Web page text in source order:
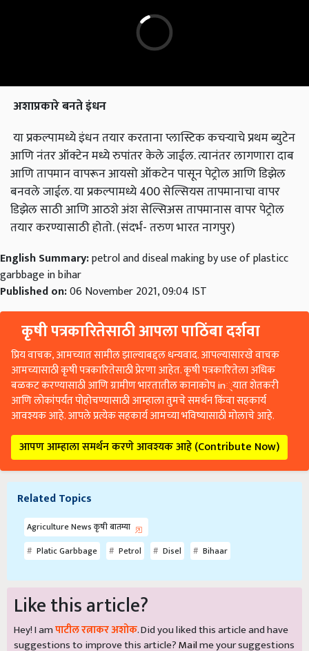
अशाप्रकारे बनते इंधन
या प्रकल्पामध्ये इंधन तयार करताना प्लास्टिक कचऱ्याचे प्रथम ब्युटेन
आणि नंतर ऑक्टेन मध्ये रुपांतर केले जाईल. त्यानंतर लागणारा दाब
आणि तापमान वापरून आयसो ऑकटेन पासून पेट्रोल आणि डिझेल
बनवले जाईल. या प्रकल्पामध्ये 400 सेल्सियस तापमानाचा वापर
डिझेल साठी आणि आठशे अंश सेल्सिअस तापमानास वापर पेट्रोल
तयार करण्यासाठी होतो. (संदर्भ- तरुण भारत नागपुर)
English Summary:petrol and diseal making by use of plasticc
garbbage in bihar
Published on:06 November 2021, 09:04 IST
कृषी पत्रकारितेसाठी आपला पाठिंबा दर्शवा
प्रिय वाचक, आमच्यात सामील झाल्याबद्दल धन्यवाद. आपल्यासारखे वाचक
आमच्यासाठी कृषी पत्रकारितेसाठी प्रेरणा आहेत. कृषी पत्रकारितेला अधिक
बळकट करण्यासाठी आणि ग्रामीण भारतातील कानाकोप in्यात शेतकरी
आणि लोकांपर्यंत पोहोचण्यासाठी आम्हाला तुमचे समर्थन किंवा सहकार्य
आवश्यक आहे. आपले प्रत्येक सहकार्य आमच्या भविष्यासाठी मोलाचे आहे.
आपण आम्हाला समर्थन करणे आवश्यक आहे (Contribute Now)
Related Topics
Agriculture News कृषी बातम्या
Platic Garbbage
Petrol Disel Bihaar
Like this article?
Hey! I amपाटील रत्नाकर अशोक. Did you liked this article and have
suggestions to improve this article?Mailme your suggestions